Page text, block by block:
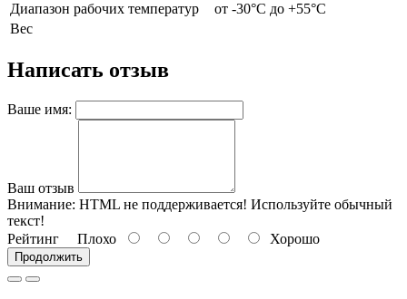
Диапазон рабочих температур
от -30°C до +55°C
Вес
Написать отзыв
Ваше имя:
Ваш отзыв
Внимание: HTML не поддерживается! Используйте обычный
текст!
Рейтинг Плохо Хорошо
Продолжить